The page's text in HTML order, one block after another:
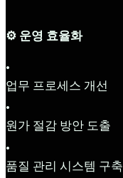
⚙️ 운영 효율화
•
업무 프로세스 개선
•
원가 절감 방안 도출
•
품질 관리 시스템 구축